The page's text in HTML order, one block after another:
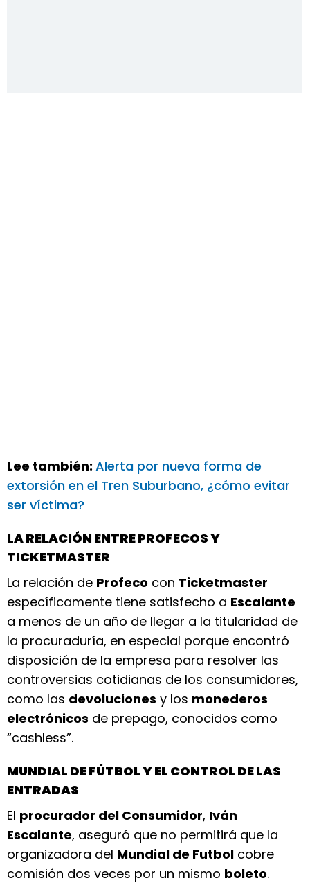
Lee también: Alerta por nueva forma de
extorsión en el Tren Suburbano, ¿cómo evitar
ser víctima?
LA RELACIÓN ENTRE PROFECOS Y
TICKETMASTER
La relación de Profeco con Ticketmaster
específicamente tiene satisfecho a Escalante
a menos de un año de llegar a la titularidad de
la procuraduría, en especial porque encontró
disposición de la empresa para resolver las
controversias cotidianas de los consumidores,
como las devoluciones y los monederos
electrónicos de prepago, conocidos como
“cashless”.
MUNDIAL DE FÚTBOL Y EL CONTROL DE LAS
ENTRADAS
El procurador del Consumidor, Iván
Escalante, aseguró que no permitirá que la
organizadora del Mundial de Futbol cobre
comisión dos veces por un mismo boleto.